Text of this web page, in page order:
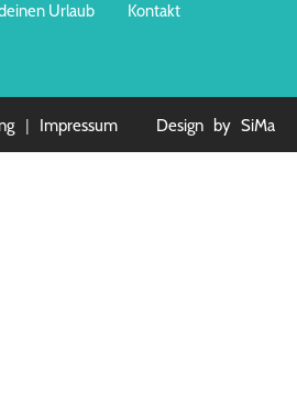
Urlaub Kontakt
| Impressum
Design by SiMa